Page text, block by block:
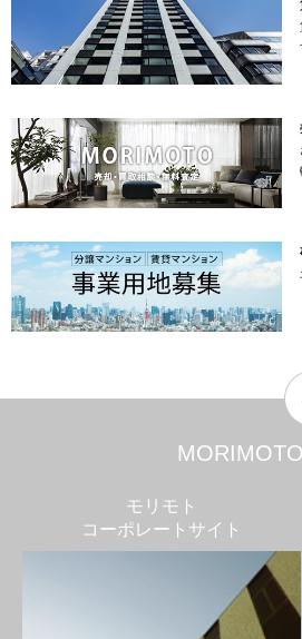
モリモト
コーポレートサイト